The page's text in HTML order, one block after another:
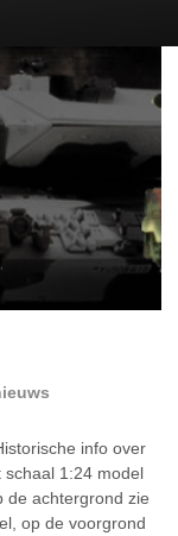
info over
1:24 model
de achtergrond zie
op de voorgrond